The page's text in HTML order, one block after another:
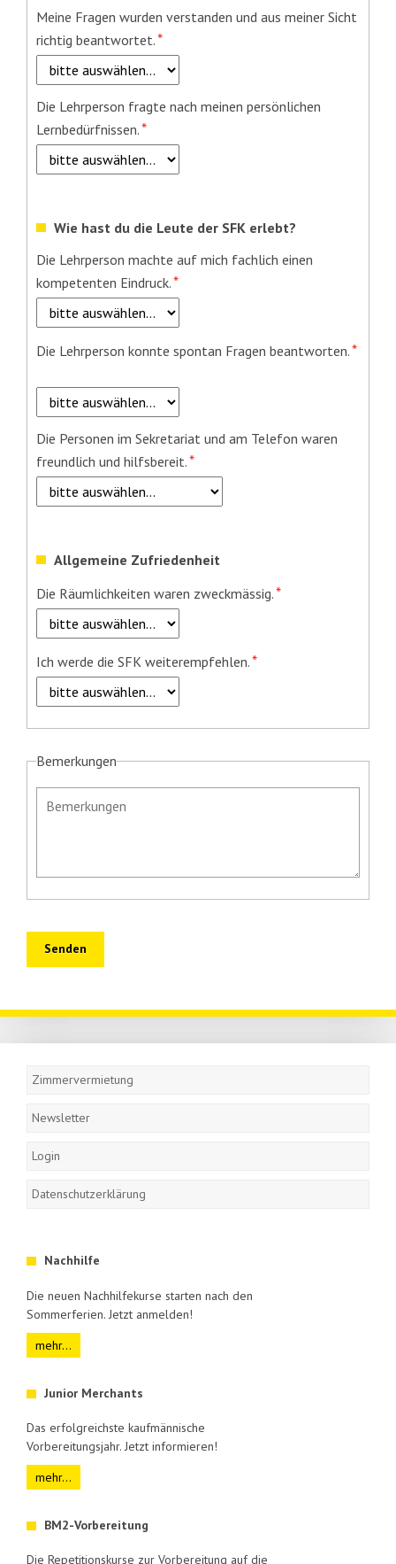
Pflichtfeld
Meine Fragen wurden verstanden und aus meiner Sicht
richtig beantwortet.*
Pflichtfeld
Die Lehrperson fragte nach meinen persönlichen
Lernbedürfnissen.*
Wie hast du die Leute der SFK erlebt?
Pflichtfeld
Die Lehrperson machte auf mich fachlich einen
kompetenten Eindruck.*
Pflichtfeld
Die Lehrperson konnte spontan Fragen beantworten.*
Pflichtfeld
Die Personen im Sekretariat und am Telefon waren
freundlich und hilfsbereit.*
Allgemeine Zufriedenheit
Pflichtfeld
Die Räumlichkeiten waren zweckmässig.*
Pflichtfeld
Ich werde die SFK weiterempfehlen.*
Bemerkungen
Senden
überspringen
Zimmervermietung
Newsletter
Login
Datenschutzerklärung
Nachhilfe
Die neuen Nachhilfekurse starten nach den
Sommerferien. Jetzt anmelden!
mehr...
Junior Merchants
Das erfolgreichste kaufmännische
Vorbereitungsjahr. Jetzt informieren!
mehr...
BM2-Vorbereitung
Die Repetitionskurse zur Vorbereitung auf die